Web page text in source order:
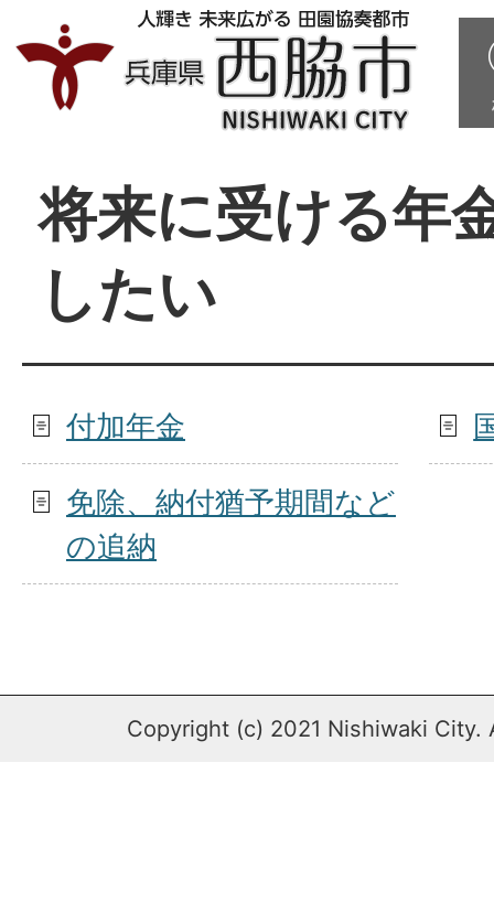
将来に受ける年
したい
付加年金
免除、納付猶予期間など
の追納
Copyright (c) 2021 Nishiwaki City.